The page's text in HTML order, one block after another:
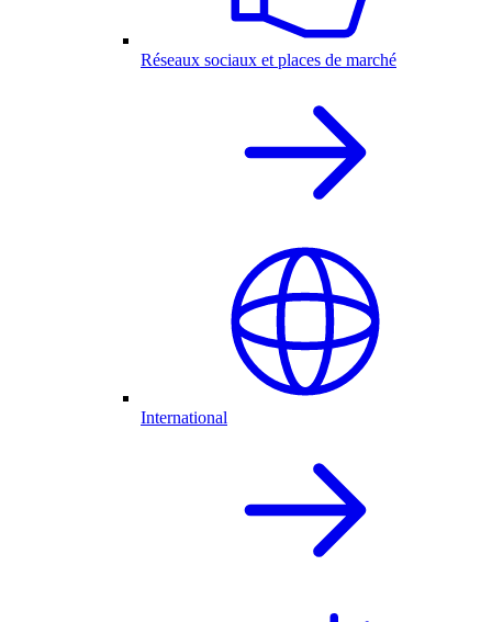
Réseaux sociaux et places de marché
International